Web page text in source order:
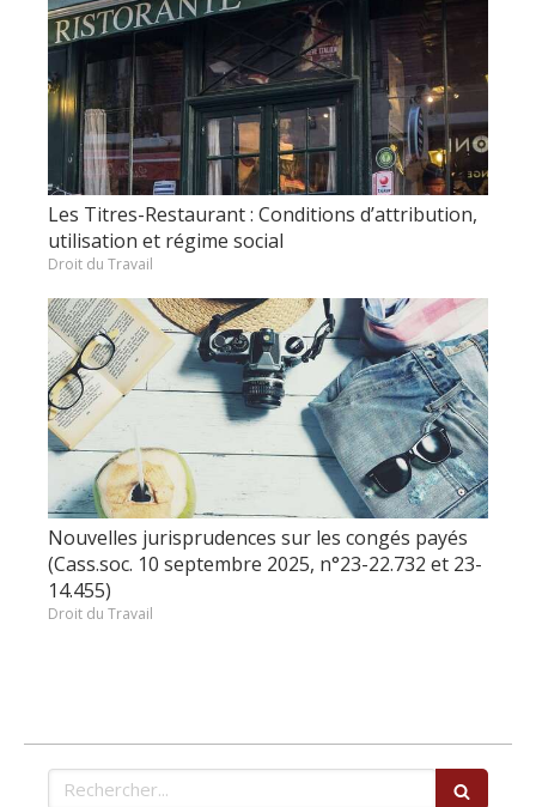
Les Titres-Restaurant : Conditions d’attribution,
utilisation et régime social
Droit du Travail
Nouvelles jurisprudences sur les congés payés
(Cass.soc. 10 septembre 2025, n°23-22.732 et 23-
14.455)
Droit du Travail
Rechercher